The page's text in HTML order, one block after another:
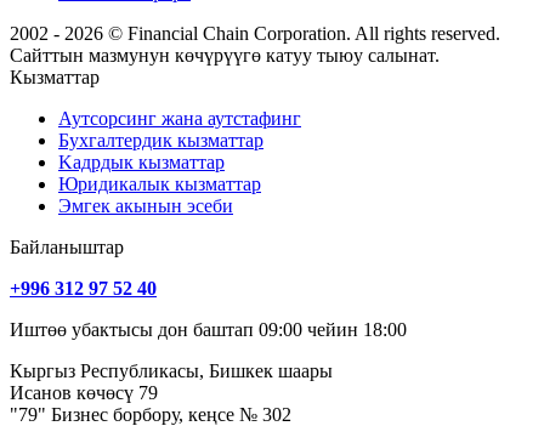
2002 - 2026 © Financial Chain Corporation. All rights reserved.
Сайттын мазмунун көчүрүүгө катуу тыюу салынат.
Кызматтар
Аутсорсинг жана аутстафинг
Бухгалтердик кызматтар
Kадрдык кызматтар
Юридикалык кызматтар
Эмгек акынын эсеби
Байланыштар
+996 312 97 52 40
Иштөө убактысы дон баштап 09:00 чейин 18:00
Кыргыз Республикасы, Бишкек шаары
Исанов көчөсү 79
"79" Бизнес борбору, кеңсе № 302